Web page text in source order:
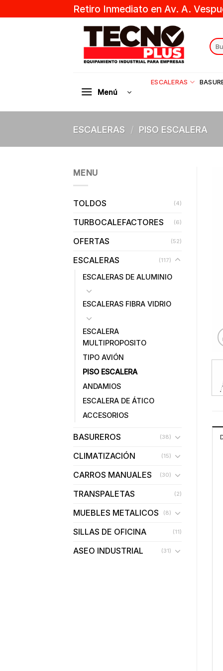
to
Retiro Inmediato en Av. A.
for:
Menú
ESCALERAS
ESCALERAS / PISO ESCALERA
MENU
TOLDOS (4)
TURBOCALEFACTORES (6)
OFERTAS (52)
ESCALERAS (117)
ESCALERAS DE ALUMINIO
ESCALERAS FIBRA VIDRIO
ESCALERA
MULTIPROPOSITO
TIPO AVIÓN
PISO ESCALERA
ANDAMIOS
ESCALERA DE ÁTICO
ACCESORIOS
BASUREROS (38)
CLIMATIZACIÓN (15)
CARROS MANUALES (30)
TRANSPALETAS (2)
MUEBLES METALICOS (8)
SILLAS DE OFICINA (11)
ASEO INDUSTRIAL (31)